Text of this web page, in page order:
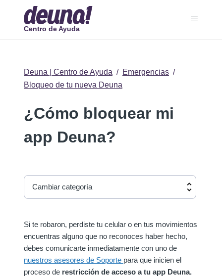
Centro de Ayuda
Deuna | Centro de Ayuda
Emergencias
Bloqueo de tu nueva Deuna
¿Cómo bloquear mi
app Deuna?
Cambiar categoría
Si te robaron, perdiste tu celular o en tus movimientos
encuentras alguno que no reconoces haber hecho,
debes comunicarte inmediatamente con uno de
nuestros asesores de Soporte para que inicien el
proceso de restricción de acceso a tu app Deuna.